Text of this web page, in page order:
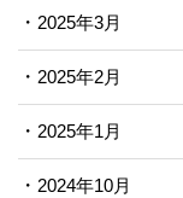
2025年3月
2025年2月
2025年1月
2024年10月